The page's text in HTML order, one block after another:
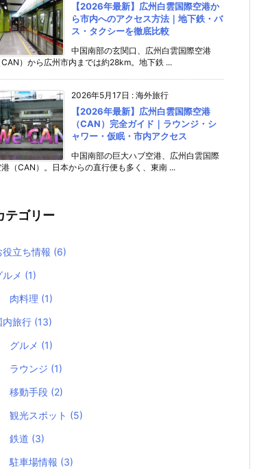
【2026年最新】広州白雲国際空港か
ら市内へのアクセス方法｜地下鉄・バ
ス・タクシーを徹底比較
中国南部の玄関口、広州白雲国際空港
CAN）から広州市内までは約28km。地下鉄 ...
2026年5月17日 : 海外旅行
【2026年最新】広州白雲国際空港
（CAN）完全ガイド｜ラウンジ・シ
ャワー・仮眠・市内アクセス
中国南部の巨大ハブ空港、広州白雲国際
港（CAN）。日本からの直行便も多く、東南 ...
テゴリー
役立ち情報 (6)
ルメ (1)
肉料理 (1)
内旅行 (13)
グルメ (1)
ラウンジ (1)
移動手段 (2)
観光スポット (5)
鉄道 (3)
駐車場情報 (3)